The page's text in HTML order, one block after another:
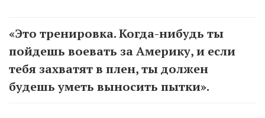
«Это тренировка. Когда-нибудь ты
пойдешь воевать за Америку, и если
тебя захватят в плен, ты должен
будешь уметь выносить пытки».